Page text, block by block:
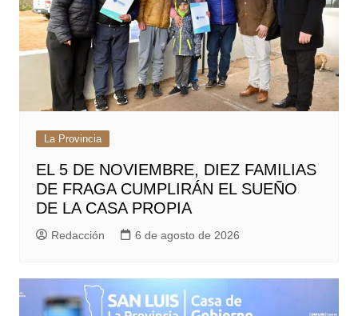
La Provincia
EL 5 DE NOVIEMBRE, DIEZ FAMILIAS
DE FRAGA CUMPLIRÁN EL SUEÑO
DE LA CASA PROPIA
Redacción 6 de agosto de 2026